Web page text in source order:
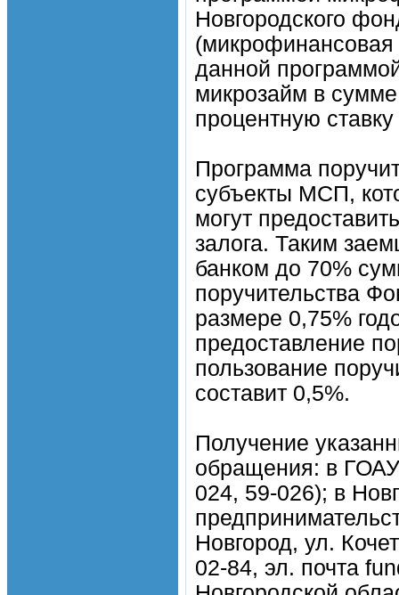
Новгородского
(микрофинансовая
данной
микрозайм в
процентную
Программа
субъекты МСП,
могут
залога. Таким
банком до 70%
поручительства
размере 0,75%
предоставление
пользование
составит 0,5%.
Получение
обращения: в
024, 59-026); в
Новгород, ул.
02-84, эл. почта